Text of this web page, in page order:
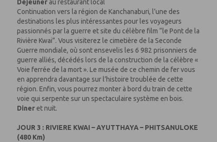
Déjeuner au restaurant local
Continuation vers la région de Kanchanaburi, l’une des
destinations les plus intéressantes pour les voyageurs
passionnés par la guerre et site du célèbre film “le Pont de la
Rivière Kwai”. Vous visiterez le cimetière de la Seconde
Guerre mondiale, où sont ensevelis les 6 982 prisonniers de
guerre alliés, décédés lors de la construction de la célèbre «
Voie ferrée de la mort ». Le musée de ce chemin de fer vous
en apprendra davantage sur l’histoire troublée de cette
région. Enfin, vous pourrez monter à bord du train de cette
voie qui serpente sur un spectaculaire système en bois.
Diner et nuit.
JOUR 3 : RIVIERE KWAI – AYUTTHAYA – PHITSANULOKE
(480 Km)